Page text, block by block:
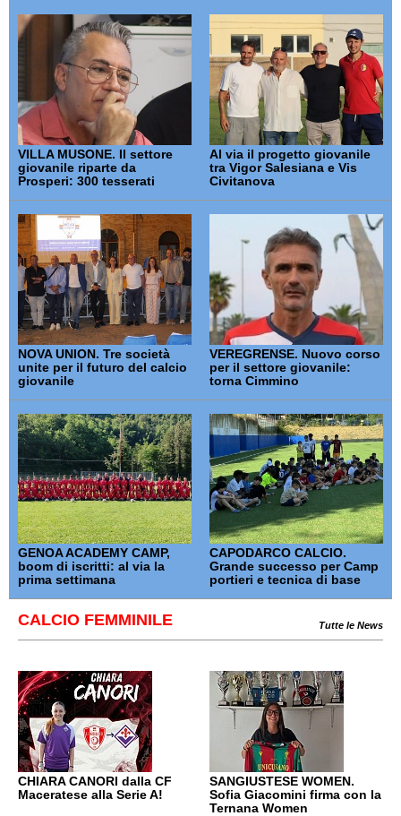
VILLA MUSONE. Il settore
giovanile riparte da
Prosperi: 300 tesserati
Al via il progetto giovanile
tra Vigor Salesiana e Vis
Civitanova
NOVA UNION. Tre società
unite per il futuro del calcio
giovanile
VEREGRENSE. Nuovo corso
per il settore giovanile:
torna Cimmino
GENOA ACADEMY CAMP,
boom di iscritti: al via la
prima settimana
CAPODARCO CALCIO.
Grande successo per Camp
portieri e tecnica di base
CALCIO FEMMINILE Tutte le News
CHIARA CANORI dalla CF
Maceratese alla Serie A!
SANGIUSTESE WOMEN.
Sofia Giacomini firma con la
Ternana Women